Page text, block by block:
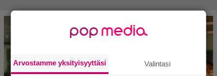
Arvostamme yksityisyyttäsi Valintasi